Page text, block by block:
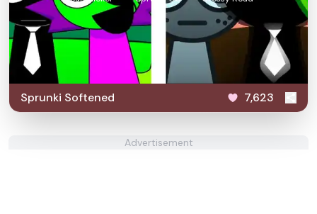
Sprunki Softened 7,623
Advertisement